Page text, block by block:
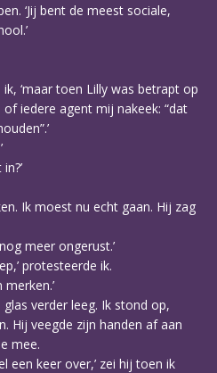
‘Jij bent de meest sociale,
ik, ‘maar toen Lilly was betrapt op
iedere agent mij nakeek: “dat
Ik moest nu echt gaan. Hij zag
meer ongerust.’
protesteerde ik.
verder leeg. Ik stond op,
Hij veegde zijn handen af aan
mee.
een keer over,’ zei hij toen ik